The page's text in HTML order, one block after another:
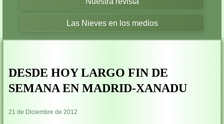
Las Nieves en los medios
DESDE HOY LARGO FIN DE
SEMANA EN MADRID-XANADU
21 de Diciembre de 2012